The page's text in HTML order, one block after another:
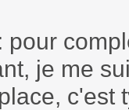
pour
je me
c'est